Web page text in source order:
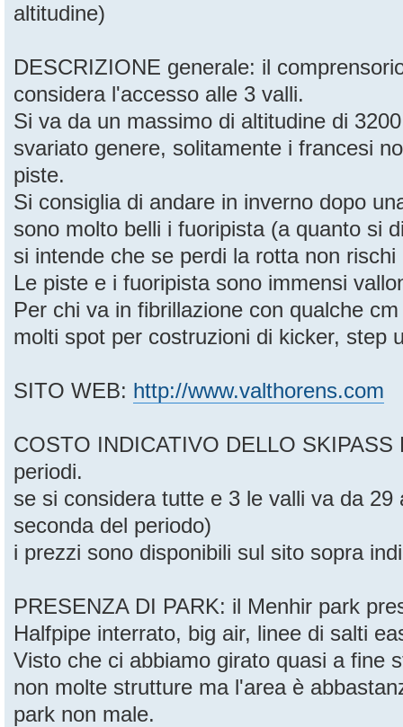
altitudine)
DESCRIZIONE generale: il
considera l'accesso alle 3 valli.
Si va da un massimo di altitudine di
svariato genere, solitamente i francesi
piste.
Si consiglia di andare in inverno dopo
sono molto belli i fuoripista (a quanto si
si intende che se perdi la rotta non
Le piste e i fuoripista sono immensi
Per chi va in fibrillazione con qualche
molti spot per costruzioni di kicker, step
SITO WEB: http://www.valthorens.com
COSTO INDICATIVO DELLO
periodi.
se si considera tutte e 3 le valli va da 29
seconda del periodo)
i prezzi sono disponibili sul sito sopra
PRESENZA DI PARK: il Menhir park
Halfpipe interrato, big air, linee di salti
Visto che ci abbiamo girato quasi a fine
non molte strutture ma l'area è
park non male.